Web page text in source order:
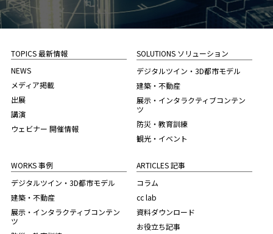
TOPICS 最新情報
NEWS
メディア掲載
出展
講演
ウェビナー 開催情報
WORKS 事例
デジタルツイン・3D都市モデル
建築・不動産
展示・インタラクティブコンテン
ツ
SOLUTIONS ソリューション
デジタルツイン・3D都市モデル
建築・不動産
展示・インタラクティブコンテン
ツ
防災・教育訓練
観光・イベント
ARTICLES 記事
コラム
cc lab
資料ダウンロード
お役立ち記事